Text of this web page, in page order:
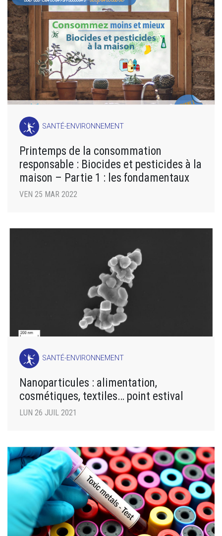
SANTÉ-ENVIRONNEMENT
Printemps de la consommation
responsable : Biocides et pesticides à la
maison – Partie 1 : les fondamentaux
VEN 25 MAR 2022
SANTÉ-ENVIRONNEMENT
Nanoparticules : alimentation,
cosmétiques, textiles… point estival
LUN 26 JUIL 2021